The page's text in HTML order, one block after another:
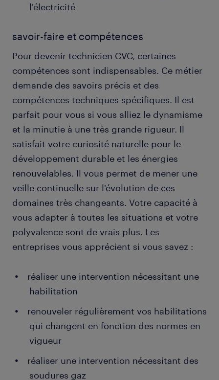
l'électricité
savoir-faire et compétences
Pour devenir technicien CVC, certaines
compétences sont indispensables. Ce métier
demande des savoirs précis et des
compétences techniques spécifiques. Il est
parfait pour vous si vous alliez le dynamisme
et la minutie à une très grande rigueur. Il
satisfait votre curiosité naturelle pour le
développement durable et les énergies
renouvelables. Il vous permet de mener une
veille continuelle sur l'évolution de ces
domaines très changeants. Votre capacité à
vous adapter à toutes les situations et votre
polyvalence sont de vrais plus. Les
entreprises vous apprécient si vous savez :
réaliser une intervention nécessitant une
habilitation
renouveler régulièrement vos habilitations
qui changent en fonction des normes en
vigueur
réaliser une intervention nécessitant des
soudures gaz